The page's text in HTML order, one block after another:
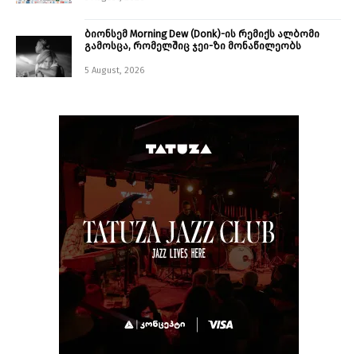
ბიონსემ Morning Dew (Donk)-ის რემიქს ალბომი
გამოსცა, რომელშიც ჯეი-ზი მონაწილეობს
5 August, 2026